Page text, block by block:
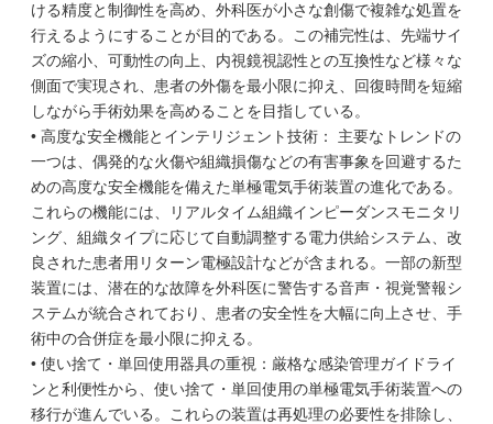
ける精度と制御性を高め、外科医が小さな創傷で複雑な処置を
行えるようにすることが目的である。この補完性は、先端サイ
ズの縮小、可動性の向上、内視鏡視認性との互換性など様々な
側面で実現され、患者の外傷を最小限に抑え、回復時間を短縮
しながら手術効果を高めることを目指している。
• 高度な安全機能とインテリジェント技術： 主要なトレンドの
一つは、偶発的な火傷や組織損傷などの有害事象を回避するた
めの高度な安全機能を備えた単極電気手術装置の進化である。
これらの機能には、リアルタイム組織インピーダンスモニタリ
ング、組織タイプに応じて自動調整する電力供給システム、改
良された患者用リターン電極設計などが含まれる。一部の新型
装置には、潜在的な故障を外科医に警告する音声・視覚警報シ
ステムが統合されており、患者の安全性を大幅に向上させ、手
術中の合併症を最小限に抑える。
• 使い捨て・単回使用器具の重視：厳格な感染管理ガイドライ
ンと利便性から、使い捨て・単回使用の単極電気手術装置への
移行が進んでいる。これらの装置は再処理の必要性を排除し、